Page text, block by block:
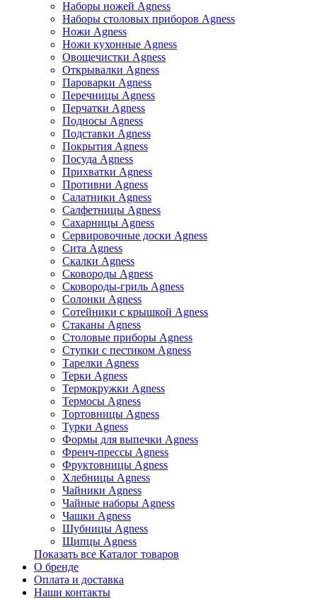
Наборы ножей Agness
Наборы столовых приборов Agness
Ножи Agness
Ножи кухонные Agness
Овощечистки Agness
Открывалки Agness
Пароварки Agness
Перечницы Agness
Перчатки Agness
Подносы Agness
Подставки Agness
Покрытия Agness
Посуда Agness
Прихватки Agness
Противни Agness
Салатники Agness
Салфетницы Agness
Сахарницы Agness
Сервировочные доски Agness
Сита Agness
Скалки Agness
Сковороды Agness
Сковороды-гриль Agness
Солонки Agness
Сотейники с крышкой Agness
Стаканы Agness
Столовые приборы Agness
Ступки с пестиком Agness
Тарелки Agness
Терки Agness
Термокружки Agness
Термосы Agness
Тортовницы Agness
Турки Agness
Формы для выпечки Agness
Френч-прессы Agness
Фруктовницы Agness
Хлебницы Agness
Чайники Agness
Чайные наборы Agness
Чашки Agness
Шубницы Agness
Щипцы Agness
Показать все Каталог товаров
О бренде
Оплата и доставка
Наши контакты